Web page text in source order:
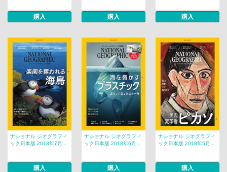
購入 購入 購入
ナショナル ジオグラフィ
ック日本版 2018年7月...
購入
ナショナル ジオグラフィ
ック日本版 2018年6月...
購入
ナショナル ジオグラフィ
ック日本版 2018年5月...
購入